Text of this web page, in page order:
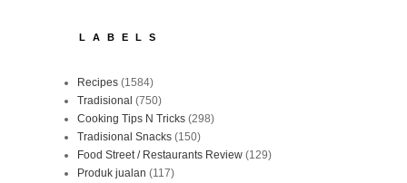
LABELS
Recipes (1584)
Tradisional (750)
Cooking Tips N Tricks (298)
Tradisional Snacks (150)
Food Street / Restaurants Review (129)
Produk jualan (117)